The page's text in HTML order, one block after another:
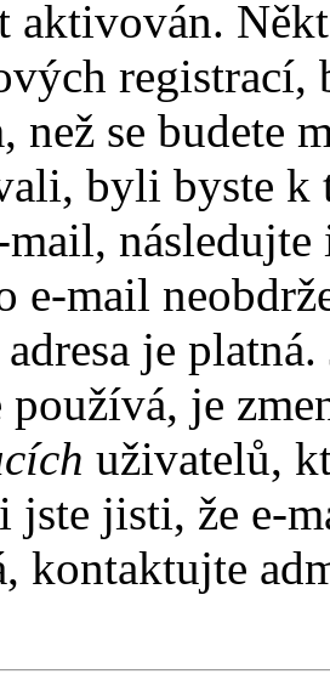
aktivován.
než se budete
byli byste k
mail,
e-mail
je
používá, je
uživatelů,
jste jisti, že e-
kontaktujte